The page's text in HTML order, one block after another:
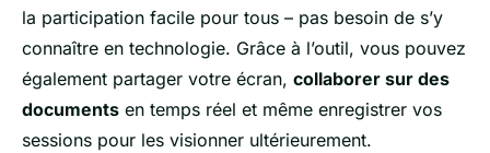
la participation facile pour tous – pas besoin de s’y
connaître en technologie. Grâce à l’outil, vous pouvez
également partager votre écran, collaborer sur des
documents en temps réel et même enregistrer vos
sessions pour les visionner ultérieurement.